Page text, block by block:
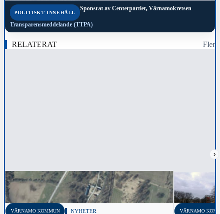
POLITISKT INNEHÅLL
Sponsrat av Centerpartiet, Värnamokretsen
Transparensmeddelande (TTPA)
RELATERAT Fler
›
VÄRNAMO KOMMUN NYHETER VÄRNAMO